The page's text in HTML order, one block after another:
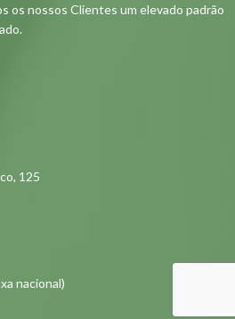
os nossos Clientes um elevado padrão
125
nacional)